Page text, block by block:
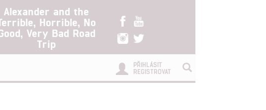
Alexander and the
Horrible, No
Very Bad Road
Trip
PŘIHLÁSIT
REGISTROVAT